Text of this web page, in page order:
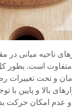
ناحیه میانی در
متفاوت است. بطور
و تحت تغییرات
بالا و پایین با
و عدم امکان حرکت